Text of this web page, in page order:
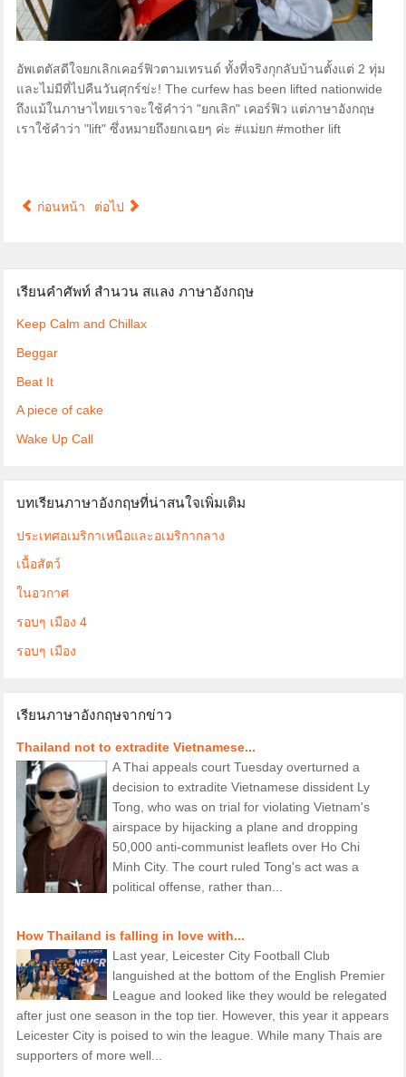
อัพเตตัสดีใจยกเลิกเคอร์ฟิวตามเทรนด์ ทั้งที่จริงกุกลับบ้านตั้งแต่ 2 ทุ่ม
และไม่มีที่ไปคืนวันศุกร์ข่ะ! The curfew has been lifted nationwide
ถึงแม้ในภาษาไทยเราจะใช้คำว่า "ยกเลิก" เคอร์ฟิว แต่ภาษาอังกฤษ
เราใช้คำว่า "lift" ซึ่งหมายถึงยกเฉยๆ ค่ะ #แม่ยก #mother lift
ก่อนหน้า ต่อไป
เรียนคำศัพท์ สำนวน สแลง ภาษาอังกฤษ
Keep Calm and Chillax
Beggar
Beat It
A piece of cake
Wake Up Call
บทเรียนภาษาอังกฤษที่น่าสนใจเพิ่มเติม
ประเทศอเมริกาเหนือและอเมริกากลาง
เนื้อสัตว์
ในอวกาศ
รอบๆ เมือง 4
รอบๆ เมือง
เรียนภาษาอังกฤษจากข่าว
Thailand not to extradite Vietnamese...
A Thai appeals court Tuesday overturned a
decision to extradite Vietnamese dissident Ly
Tong, who was on trial for violating Vietnam's
airspace by hijacking a plane and dropping
50,000 anti-communist leaflets over Ho Chi
Minh City. The court ruled Tong's act was a
political offense, rather than...
How Thailand is falling in love with...
Last year, Leicester City Football Club
languished at the bottom of the English Premier
League and looked like they would be relegated
after just one season in the top tier. However, this year it appears
Leicester City is poised to win the league. While many Thais are
supporters of more well...